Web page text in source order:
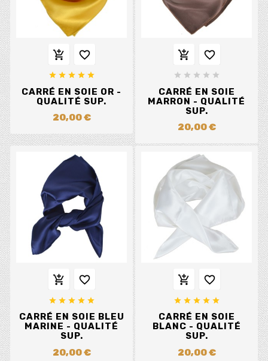
 
    
CARRÉ EN SOIE OR -
QUALITÉ SUP.
20,00 €
 
    
CARRÉ EN SOIE
MARRON - QUALITÉ
SUP.
20,00 €
 
    
CARRÉ EN SOIE BLEU
MARINE - QUALITÉ
SUP.
20,00 €
 
    
CARRÉ EN SOIE
BLANC - QUALITÉ
SUP.
20,00 €